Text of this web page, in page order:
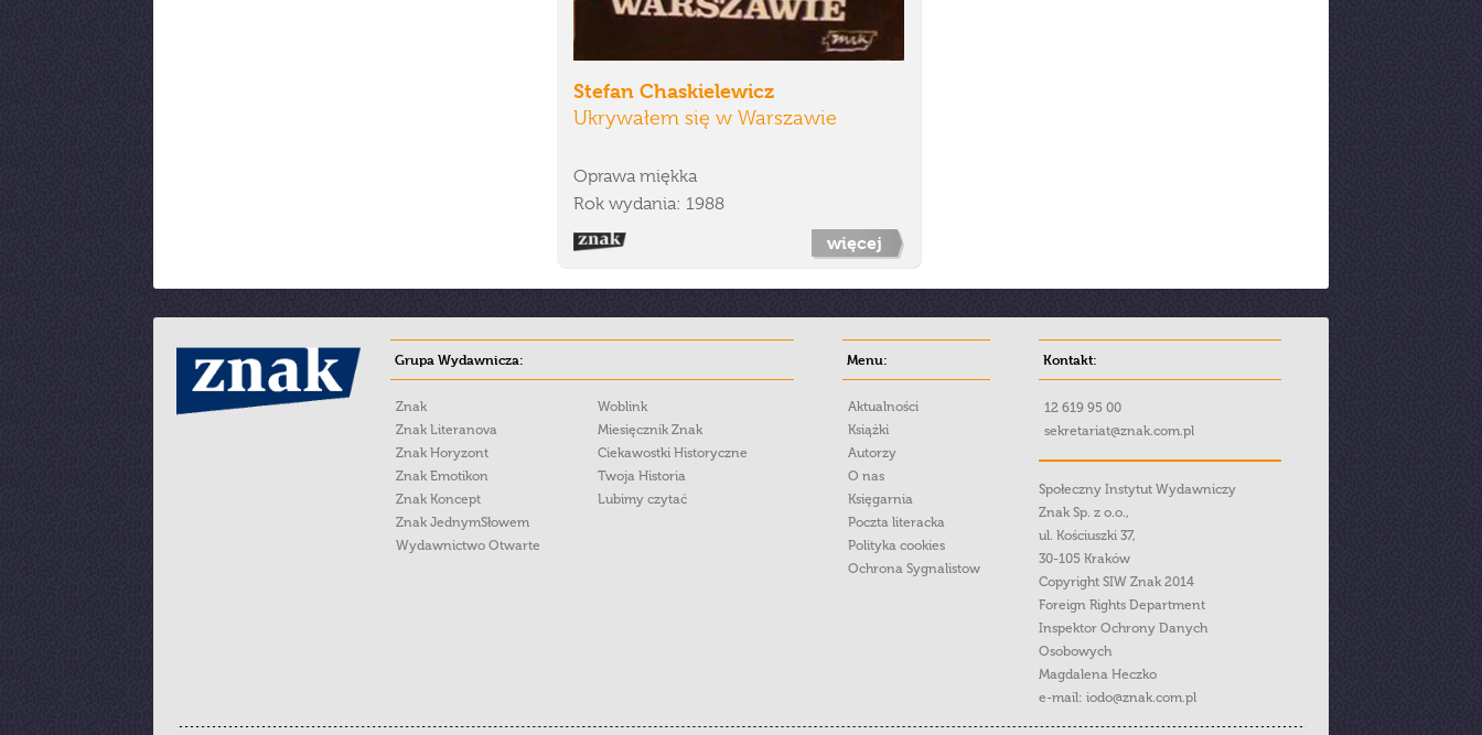
Stefan Chaskielewicz
Ukrywałem się w Warszawie
Oprawa miękka
Rok wydania: 1988
więcej
Grupa Wydawnicza:
Znak
Znak Literanova
Znak Horyzont
Znak Emotikon
Znak Koncept
Znak JednymSłowem
Wydawnictwo Otwarte
Woblink
Miesięcznik Znak
Ciekawostki Historyczne
Twoja Historia
Lubimy czytać
Menu:
Aktualności
Książki
Autorzy
O nas
Księgarnia
Poczta literacka
Polityka cookies
Ochrona Sygnalistow
Kontakt:
12 619 95 00
sekretariat@znak.com.pl
Społeczny Instytut Wydawniczy
Znak Sp. z o.o.,
ul. Kościuszki 37,
30-105 Kraków
Copyright SIW Znak 2014
Foreign Rights Department
Inspektor Ochrony Danych
Osobowych
Magdalena Heczko
e-mail: iodo@znak.com.pl